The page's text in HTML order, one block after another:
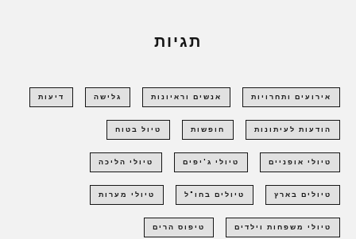
תגיות
אירועים ותחרויות אנשים וראיונות גלישה דיעות
הודעות לעיתונות חופשות טיול בטוח
טיולי אופניים טיולי ג'יפים טיולי הליכה
טיולים בארץ טיולים בחו"ל טיולי מערות
טיולי משפחות וילדים טיפוס הרים